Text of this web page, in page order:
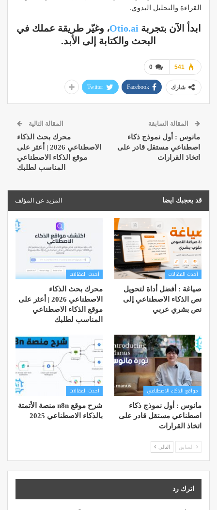
القراءة والتحليل اليدوي.
ابدأ الآن بتجربة Otio.ai، وغيّر طريقة عملك في
البحث والكتابة إلى الأبد.
0 541
شارك Facebook
Twitter
المقالة السابقة
مانوس : أول نموذج ذكاء
اصطناعي مستقل قادر على
اتخاذ القرارات
المقالة التالية
محرك بحث الذكاء
الاصطناعي 2026 | أعثر على
موقع الذكاء الاصطناعي
المناسب لطلبك
قد يعجبك ايضا المزيد عن المؤلف
أحدث المقالات
صياغة : أفضل أداة لتحويل
نص الذكاء الاصطناعي إلى
نص بشري عربي
أحدث المقالات
محرك بحث الذكاء
الاصطناعي 2026 | أعثر على
موقع الذكاء الاصطناعي
المناسب لطلبك
مواقع الذكاء الاصطناعي
مانوس : أول نموذج ذكاء
اصطناعي مستقل قادر على
اتخاذ القرارات
أحدث المقالات
شرح موقع n8n منصة الأتمتة
بالذكاء الاصطناعي 2025
السابق التالي
اترك رد